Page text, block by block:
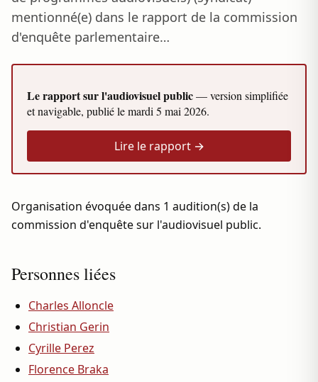
mentionné(e) dans le rapport de la commission
d'enquête parlementaire…
Le rapport sur l'audiovisuel public— version simplifiée
et navigable, publié lemardi 5 mai 2026.
Lire le rapport →
Organisation évoquée dans 1 audition(s) de la
commission d'enquête sur l'audiovisuel public.
Personnes liées
Charles Alloncle
Christian Gerin
Cyrille Perez
Florence Braka